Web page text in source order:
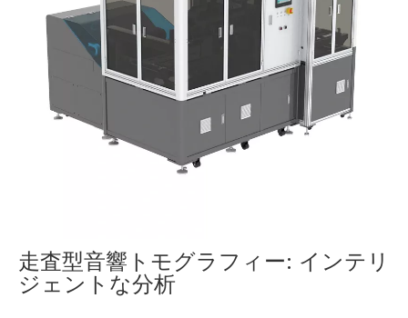
走査型音響トモグラフィー: インテリ
ジェントな分析